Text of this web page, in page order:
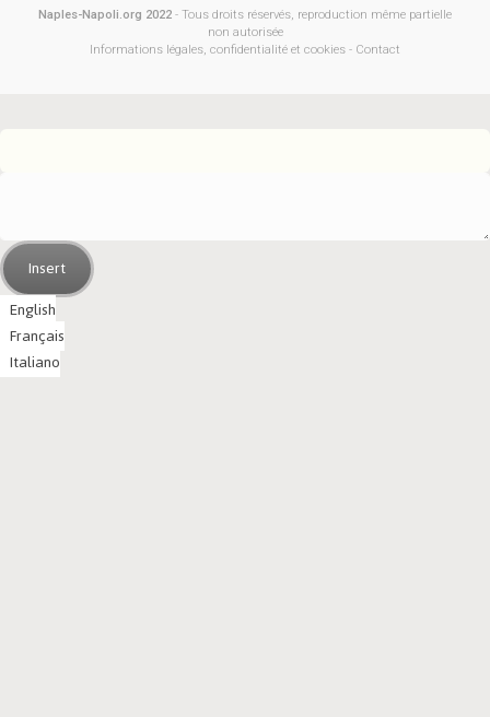
Naples-Napoli.org 2022 - Tous droits réservés, reproduction même partielle
non autorisée
Informations légales, confidentialité et cookies - Contact
Insert
English
Français
Italiano